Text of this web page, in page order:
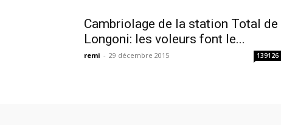
Cambriolage de la station Total de
Longoni: les voleurs font le...
remi - 29 décembre 2015 139126